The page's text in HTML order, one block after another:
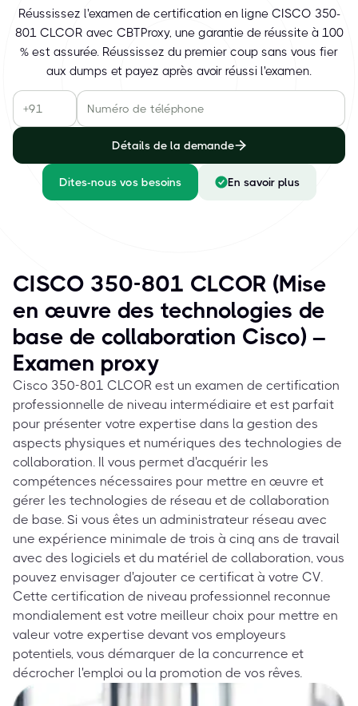
Réussissez l'examen de certification en ligne CISCO 350-
801 CLCOR avec CBTProxy, une garantie de réussite à 100
% est assurée. Réussissez du premier coup sans vous fier
aux dumps et payez après avoir réussi l'examen.
Détails de la demande
Dites-nous vos besoins En savoir plus
CISCO 350-801 CLCOR (Mise
en œuvre des technologies de
base de collaboration Cisco) –
Examen proxy
Cisco 350-801 CLCOR est un examen de certification
professionnelle de niveau intermédiaire et est parfait
pour présenter votre expertise dans la gestion des
aspects physiques et numériques des technologies de
collaboration. Il vous permet d'acquérir les
compétences nécessaires pour mettre en œuvre et
gérer les technologies de réseau et de collaboration
de base. Si vous êtes un administrateur réseau avec
une expérience minimale de trois à cinq ans de travail
avec des logiciels et du matériel de collaboration, vous
pouvez envisager d'ajouter ce certificat à votre CV.
Cette certification de niveau professionnel reconnue
mondialement est votre meilleur choix pour mettre en
valeur votre expertise devant vos employeurs
potentiels, vous démarquer de la concurrence et
décrocher l'emploi ou la promotion de vos rêves.